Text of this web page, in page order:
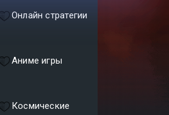
Онлайн стратегии
Аниме игры
Космические